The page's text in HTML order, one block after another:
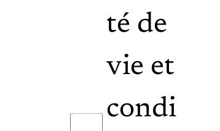
té de
vie et
condi